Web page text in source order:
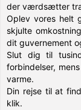
der værdsætter
Oplev vores helt
skjulte
dit guvernement
Slut dig til
forbindelser,
varme.
Din rejse til at
klik.